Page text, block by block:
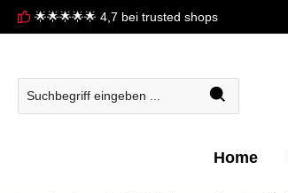
Zur Hauptnavigation springen
🌟🌟🌟🌟🌟 4,7 bei trusted shops
Home